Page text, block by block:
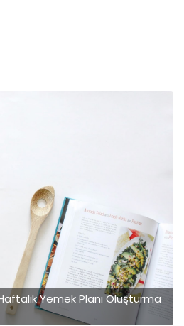
Haftalık Yemek Planı Oluşturma